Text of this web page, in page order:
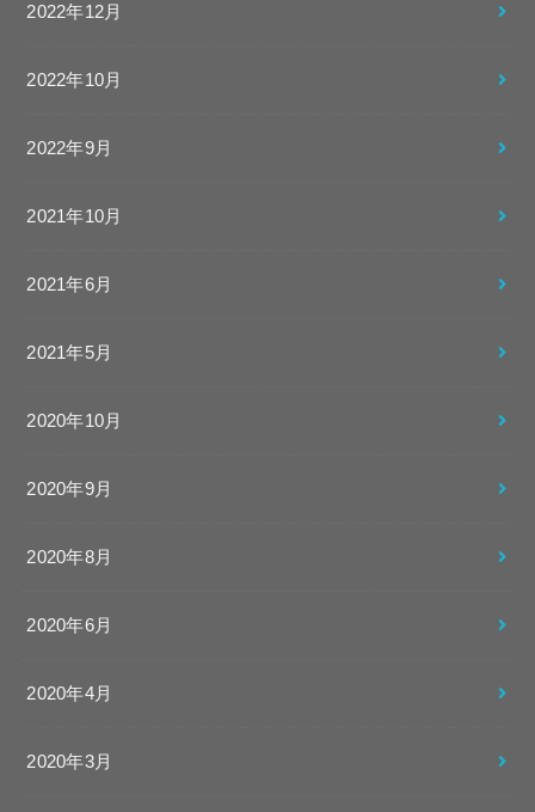
2022年12月
2022年10月
2022年9月
2021年10月
2021年6月
2021年5月
2020年10月
2020年9月
2020年8月
2020年6月
2020年4月
2020年3月